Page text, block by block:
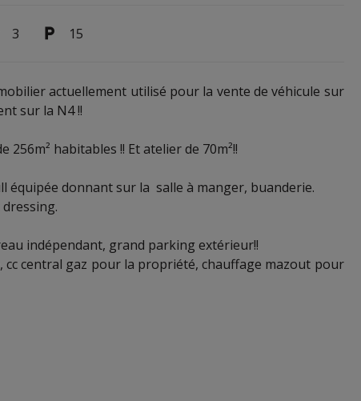
3 15
actuellement utilisé pour la vente de véhicule sur
sur la N4 !!
habitables !! Et atelier de 70m²!!
équipée donnant sur la salle à manger, buanderie.
indépendant, grand parking extérieur!!
cc central gaz pour la propriété, chauffage mazout pour